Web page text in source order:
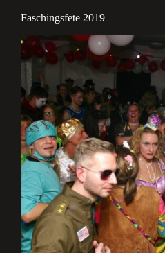
Faschingsfete 2019